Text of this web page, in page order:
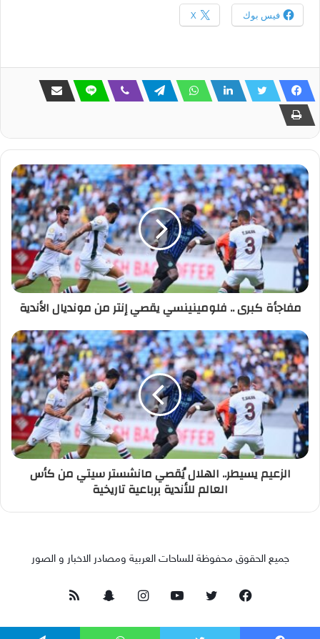
فيس بوك X
مفاجأة كبرى .. فلومينينسي يقصي إنتر من مونديال الأندية
الزعيم يسيطر.. الهلال يُقصي مانشستر سيتي من كأس
العالم للأندية برباعية تاريخية
جميع الحقوق محفوظة للساحات العربية ومصادر الاخبار و الصور
فيسبوكتويتر يوتيوبانستقرامسناب
تشات
ملخص
الموقع